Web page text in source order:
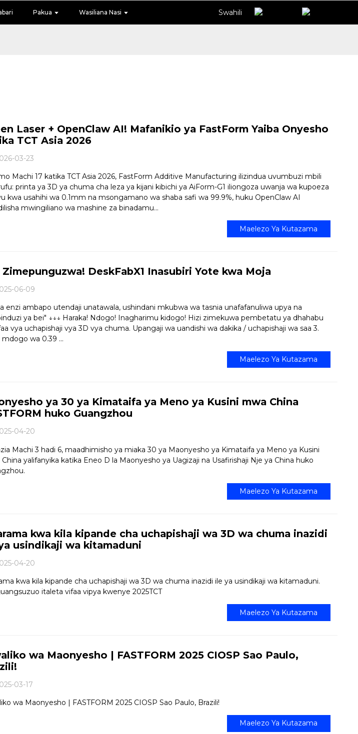
Pakua Wasiliana Nasi Swahili
Laser + OpenClaw AI! Mafanikio ya FastForm Yaiba Onyesho
TCT Asia 2026
03-23
Machi 17 katika TCT Asia 2026, FastForm Additive Manufacturing ilizindua uvumbuzi mbili
printa ya 3D ya chuma cha leza ya kijani kibichi ya AiForm-G1 iliongoza uwanja wa kupoeza
kwa usahihi wa 0.1mm na msongamano wa shaba safi wa 99.9%, huku OpenClaw AI
mwingiliano wa mashine za binadamu...
Maelezo Ya Kutazama
Zimepunguzwa! DeskFabX1 Inasubiri Yote kwa Moja
06-09
enzi ambapo utendaji unatawala, ushindani mkubwa wa tasnia unafafanuliwa upya na
ya bei" ↓↓↓ Haraka! Ndogo! Inagharimu kidogo! Hizi zimekuwa pembetatu ya dhahabu
vya uchapishaji vya 3D vya chuma. Upangaji wa uandishi wa dakika / uchapishaji wa saa 3.
mdogo wa 0.39 ...
Maelezo Ya Kutazama
ya 30 ya Kimataifa ya Meno ya Kusini mwa China
huko Guangzhou
04-20
Machi 3 hadi 6, maadhimisho ya miaka 30 ya Maonyesho ya Kimataifa ya Meno ya Kusini
yalifanyika katika Eneo D la Maonyesho ya Uagizaji na Usafirishaji Nje ya China huko
Maelezo Ya Kutazama
kwa kila kipande cha uchapishaji wa 3D wa chuma inazidi
usindikaji wa kitamaduni
04-20
kwa kila kipande cha uchapishaji wa 3D wa chuma inazidi ile ya usindikaji wa kitamaduni.
italeta vifaa vipya kwenye 2025TCT
Maelezo Ya Kutazama
wa Maonyesho | FASTFORM 2025 CIOSP Sao Paulo,
03-17
wa Maonyesho | FASTFORM 2025 CIOSP Sao Paulo, Brazili!
Maelezo Ya Kutazama